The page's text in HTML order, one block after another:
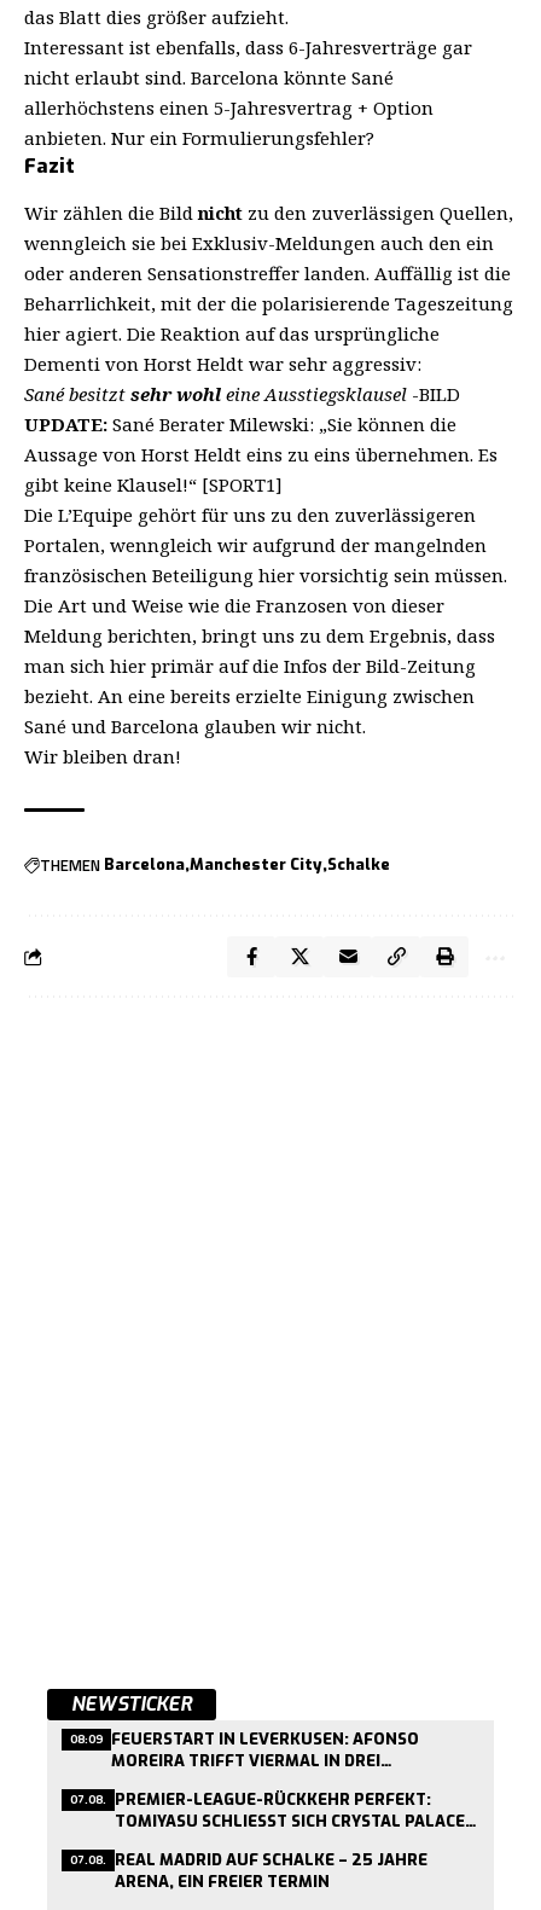
das Blatt dies größer aufzieht.
Interessant ist ebenfalls, dass 6-Jahresverträge gar
nicht erlaubt sind. Barcelona könnte Sané
allerhöchstens einen 5-Jahresvertrag + Option
anbieten. Nur ein Formulierungsfehler?
Fazit
Wir zählen die Bildnicht zu den zuverlässigen Quellen,
wenngleich sie bei Exklusiv-Meldungen auch den ein
oder anderen Sensationstreffer landen. Auffällig ist die
Beharrlichkeit, mit der die polarisierende Tageszeitung
hier agiert. Die Reaktion auf das ursprüngliche
Dementi von Horst Heldt war sehr aggressiv:
Sané besitzt sehr wohl eine Ausstiegsklausel -BILD
UPDATE: Sané Berater Milewski: „Sie können die
Aussage von Horst Heldt eins zu eins übernehmen. Es
gibt keine Klausel!“ [SPORT1]
Die L’Equipe gehört für uns zu den zuverlässigeren
Portalen, wenngleich wir aufgrund der mangelnden
französischen Beteiligung hier vorsichtig sein müssen.
Die Art und Weise wie die Franzosen von dieser
Meldung berichten, bringt uns zu dem Ergebnis, dass
man sich hier primär auf die Infos der Bild-Zeitung
bezieht. An eine bereits erzielte Einigung zwischen
Sané und Barcelona glauben wir nicht.
Wir bleiben dran!
THEMEN Barcelona Manchester City Schalke
NEWSTICKER
08:09 FEUERSTART IN LEVERKUSEN: AFONSO
MOREIRA TRIFFT VIERMAL IN DREI
07.08. PREMIER-LEAGUE-RÜCKKEHR PERFEKT:
TOMIYASU SCHLIESST SICH CRYSTAL PALACE A
07.08. REAL MADRID AUF SCHALKE – 25 JAHRE
ARENA, EIN FREIER TERMIN